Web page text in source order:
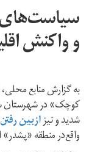
سیاست‌های
و واکنش
به گزارش منابع
کوچک» در شهرستان
شدید و نیزازبین
واقع‌در منطقه